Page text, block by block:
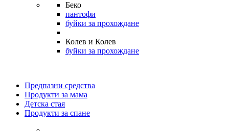
Беко
пантофи
буйки за прохождане
Колев и Колев
буйки за прохождане
Предпазни средства
Продукти за мама
Детска стая
Продукти за спане